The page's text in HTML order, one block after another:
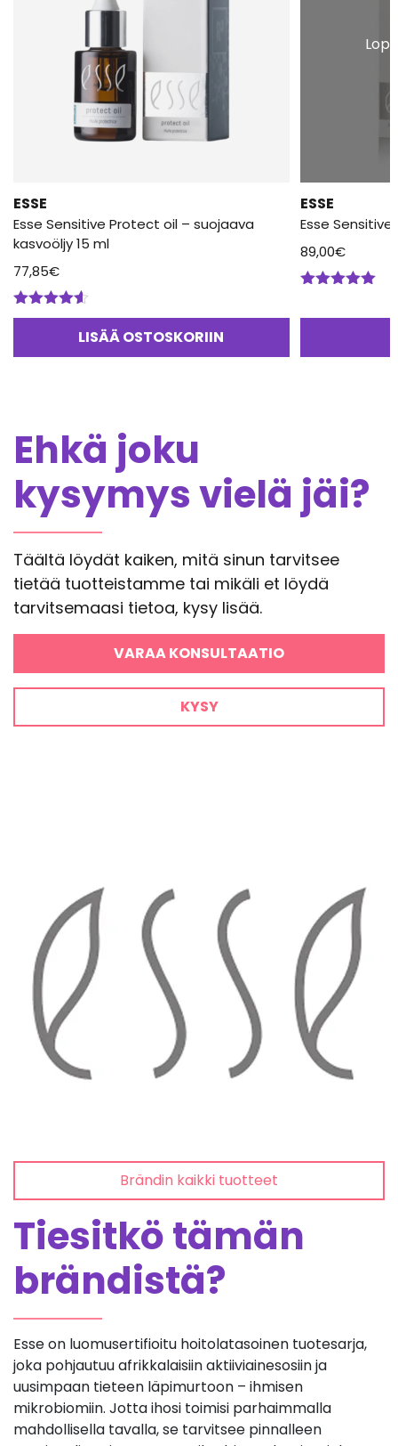
ESSE
Esse Sensitive Protect oil – suojaava
kasvoöljy 15 ml
77,85€
Arvostelu
LISÄÄ OSTOSKORIIN
ESSE
Esse Sensitive
89,00€
Ehkä joku
kysymys vielä jäi?
Täältä löydät kaiken, mitä sinun tarvitsee
tietää tuotteistamme tai mikäli et löydä
tarvitsemaasi tietoa, kysy lisää.
VARAA KONSULTAATIO
KYSY
Brändin kaikki tuotteet
Tiesitkö tämän
brändistä?
Esse on luomusertifioitu hoitolatasoinen tuotesarja,
joka pohjautuu afrikkalaisiin aktiiviainesosiin ja
uusimpaan tieteen läpimurtoon – ihmisen
mikrobiomiin. Jotta ihosi toimisi parhaimmalla
mahdollisella tavalla, se tarvitsee pinnalleen